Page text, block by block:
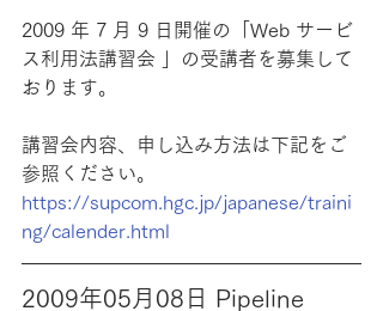
2009 年 7 月 9 日開催の「Web サービ
ス利用法講習会 」の受講者を募集して
おります。
講習会内容、申し込み方法は下記をご
参照ください。
https://supcom.hgc.jp/japanese/traini
ng/calender.html
2009年05月08日 Pipeline